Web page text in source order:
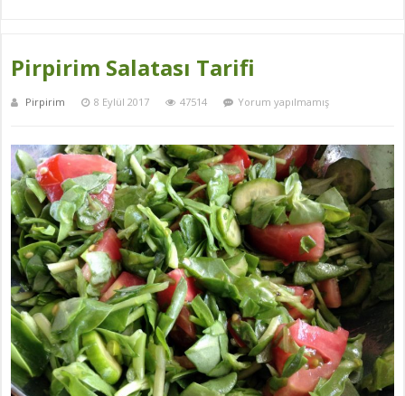
Pirpirim Salatası Tarifi
Pirpirim 8 Eylül 2017 47514 Yorum yapılmamış